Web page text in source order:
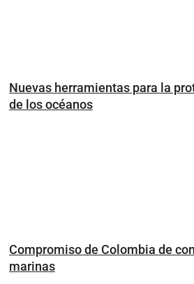
Nuevas herramientas para la
de los océanos
Compromiso de Colombia de
marinas